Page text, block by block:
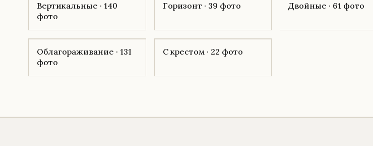
Вертикальные · 140
фото
Горизонт · 39 фото Двойные · 61 фото
Облагораживание · 131
фото
С крестом · 22 фото